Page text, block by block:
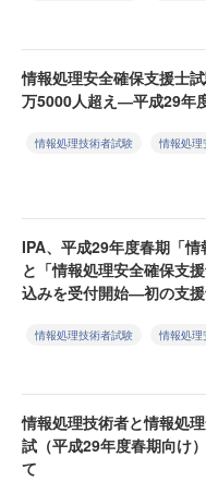
情報処理安全確保支援士
万5000人超え―平成29年
情報処理技術者試験 情報処理
IPA、平成29年度春期「情
と「情報処理安全確保支
込みを受付開始―初の支
情報処理技術者試験 情報処理
情報処理技術者と情報処
試（平成29年度春期向け
て